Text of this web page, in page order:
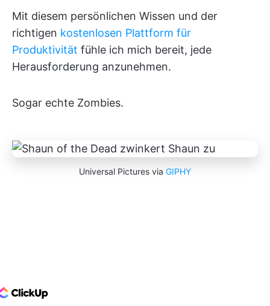
Mit diesem persönlichen Wissen und der
richtigen kostenlosen Plattform für
Produktivität fühle ich mich bereit, jede
Herausforderung anzunehmen.
Sogar echte Zombies.
Universal Pictures via GIPHY
Logo